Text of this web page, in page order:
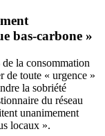
bas-carbone »
la consommation
de toute « urgence »
la sobriété
du réseau
unanimement
locaux ».